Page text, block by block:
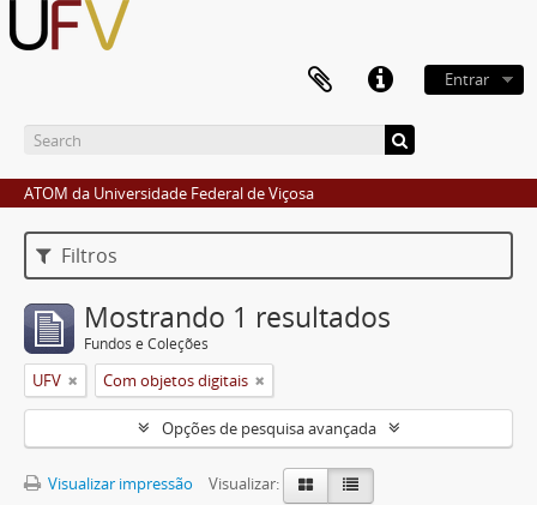
Entrar
ATOM da Universidade Federal de Viçosa
Filtros
Mostrando 1 resultados
Fundos e Coleções
UFV Com objetos digitais
Opções de pesquisa avançada
Visualizar impressão
Visualizar: